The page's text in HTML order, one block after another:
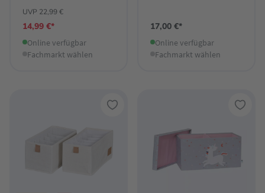
UVP 22,99 €
14,99 €*
Online verfügbar
Fachmarkt wählen
17,00 €*
Online verfügbar
Fachmarkt wählen